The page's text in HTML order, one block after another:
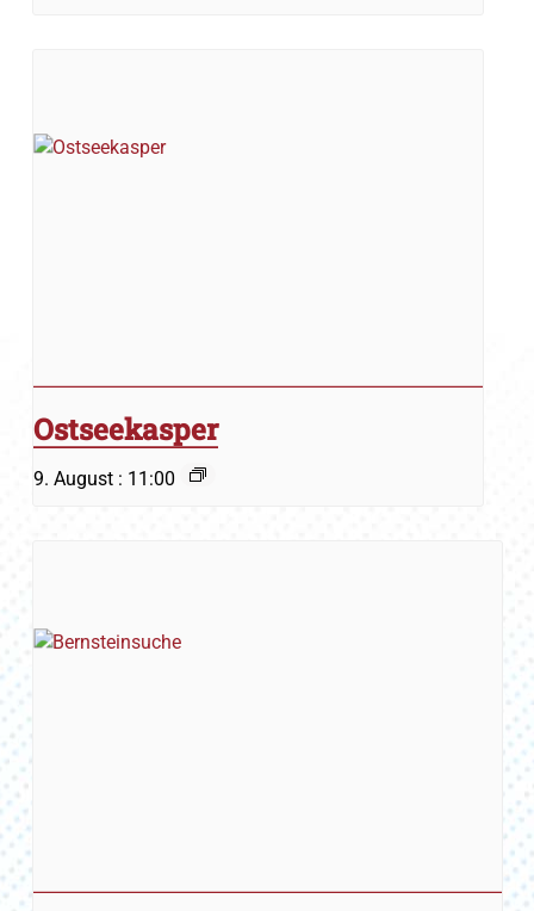
Ostseekasper
9. August : 11:00